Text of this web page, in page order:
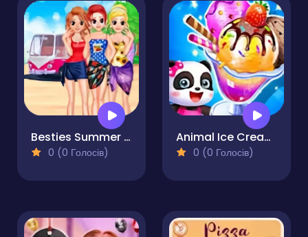
Besties Summer Vacation
0 (0 Голосів)
Animal Ice Cream Shop
0 (0 Голосів)